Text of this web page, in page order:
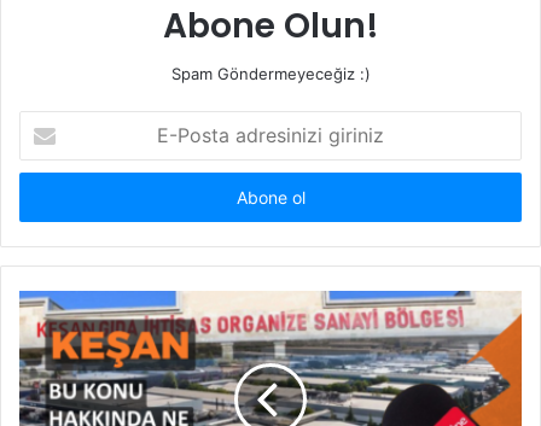
Abone Olun!
Spam Göndermeyeceğiz :)
Posta
adresinizi